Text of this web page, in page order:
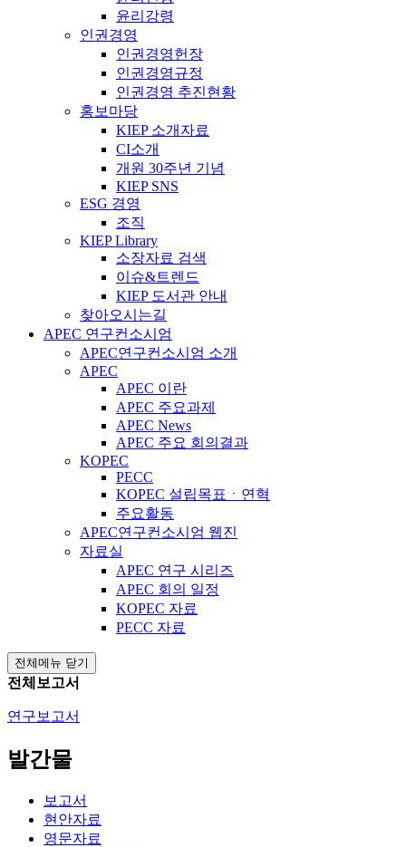
윤리강령
인권경영
인권경영헌장
인권경영규정
인권경영 추진현황
홍보마당
KIEP 소개자료
CI소개
개원 30주년 기념
KIEP SNS
ESG 경영
조직
KIEP Library
소장자료 검색
이슈&트렌드
KIEP 도서관 안내
찾아오시는길
APEC 연구컨소시엄
APEC연구컨소시엄 소개
APEC
APEC 이란
APEC 주요과제
APEC News
APEC 주요 회의결과
KOPEC
PECC
KOPEC 설립목표ㆍ연혁
주요활동
APEC연구컨소시엄 웹진
자료실
APEC 연구 시리즈
APEC 회의 일정
KOPEC 자료
PECC 자료
전체메뉴 닫기
전체보고서
연구보고서
발간물
보고서
현안자료
영문자료